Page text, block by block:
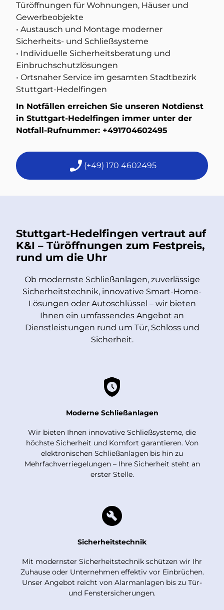
Türöffnungen für Wohnungen, Häuser und
Gewerbeobjekte
• Austausch und Montage moderner
Sicherheits- und Schließsysteme
• Individuelle Sicherheitsberatung und
Einbruchschutzlösungen
• Ortsnaher Service im gesamten Stadtbezirk
Stuttgart-Hedelfingen
In Notfällen erreichen Sie unseren Notdienst
in Stuttgart-Hedelfingen immer unter der
Notfall-Rufnummer: +491704602495
(+49) 170 4602495
Stuttgart-Hedelfingen vertraut auf
K&I – Türöffnungen zum Festpreis,
rund um die Uhr
Ob modernste Schließanlagen, zuverlässige
Sicherheitstechnik, innovative Smart-Home-
Lösungen oder Autoschlüssel – wir bieten
Ihnen ein umfassendes Angebot an
Dienstleistungen rund um Tür, Schloss und
Sicherheit.
Moderne Schließanlagen
Wir bieten Ihnen innovative Schließsysteme, die
höchste Sicherheit und Komfort garantieren. Von
elektronischen Schließanlagen bis hin zu
Mehrfachverriegelungen – Ihre Sicherheit steht an
erster Stelle.
Sicherheitstechnik
Mit modernster Sicherheitstechnik schützen wir Ihr
Zuhause oder Unternehmen effektiv vor Einbrüchen.
Unser Angebot reicht von Alarmanlagen bis zu Tür-
und Fenstersicherungen.